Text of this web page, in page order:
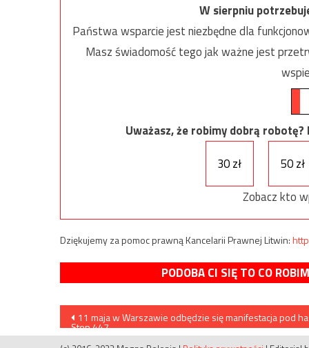
W sierpniu
Państwa wsparcie jest niezbędne dla
Masz świadomość tego jak ważne jest
Uważasz, że robimy dobrą
30 zł
50 zł
Zobacz kto
Dziękujemy za pomoc prawną Kancelarii Prawnej Litwin:
PODOBA CI SIĘ TO CO
Nawigacja
11 maja w Warszawie odbędzie się manifestacja pod
Stop 447